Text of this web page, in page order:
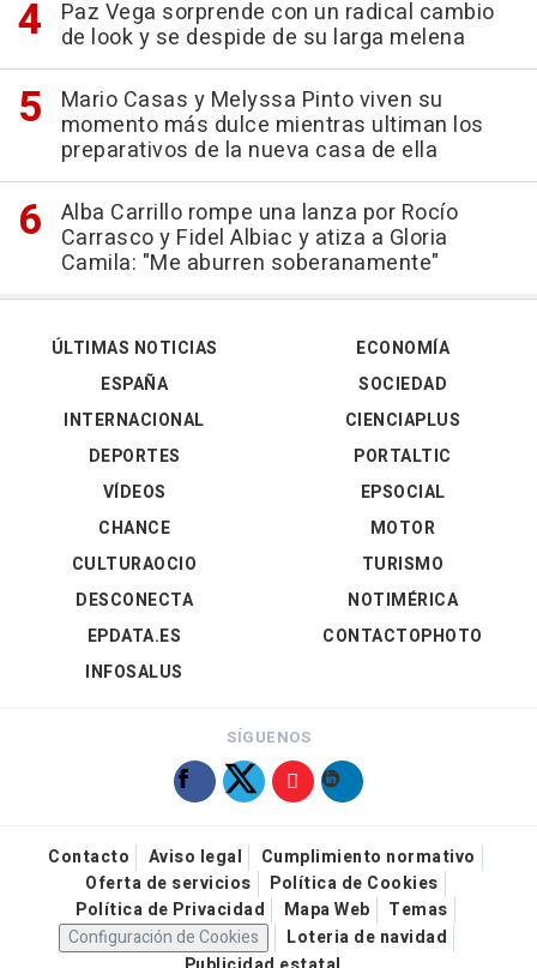
Paz Vega sorprende con un radical cambio
de look y se despide de su larga melena
Mario Casas y Melyssa Pinto viven su
momento más dulce mientras ultiman los
preparativos de la nueva casa de ella
Alba Carrillo rompe una lanza por Rocío
Carrasco y Fidel Albiac y atiza a Gloria
Camila: "Me aburren soberanamente"
ÚLTIMAS NOTICIAS
ESPAÑA
INTERNACIONAL
DEPORTES
VÍDEOS
ECONOMÍA
SOCIEDAD
CIENCIAPLUS
PORTALTIC
EPSOCIAL
CHANCE
CULTURAOCIO
DESCONECTA
EPDATA.ES
INFOSALUS
MOTOR
TURISMO
NOTIMÉRICA
CONTACTOPHOTO
SÍGUENOS
Contacto Aviso legal
Cumplimiento normativo
Oferta de servicios
Política de Cookies
Política de Privacidad
Mapa Web
Temas
Configuración de Cookies
Loteria de navidad